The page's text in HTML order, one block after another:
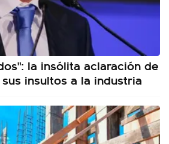
la insólita aclaración de
insultos a la industria